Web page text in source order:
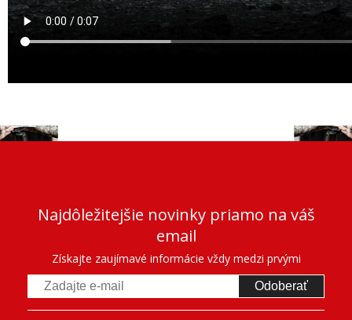
Najdôležitejšie novinky priamo na váš
email
Získajte zaujímavé informácie vždy medzi prvými
Odoberať